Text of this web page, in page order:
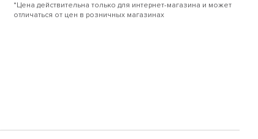
*Цена действительна только для интернет-магазина и может
отличаться от цен в розничных магазинах